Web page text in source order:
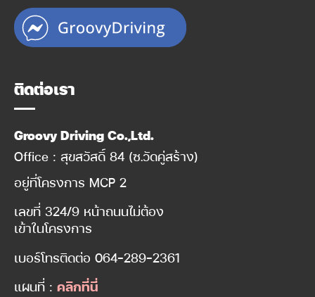
ติดต่อเรา
Groovy Driving Co.,Ltd.
Office : สุขสวัสดิ์ 84 (ซ.วัดคู่สร้าง)
อยู่ที่โครงการ MCP 2
เลขที่ 324/9 หน้าถนนไม่ต้อง
เข้าในโครงการ
เบอร์โทรติดต่อ 064-289-2361
แผนที่ : คลิกที่นี่